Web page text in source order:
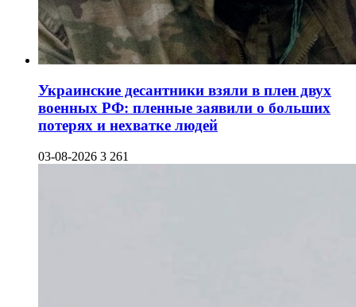
Украинские десантники взяли в плен двух
военных РФ: пленные заявили о больших
потерях и нехватке людей
03-08-2026 3 261